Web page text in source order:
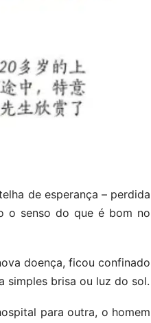
de esperança – perdida
o senso do que é bom no
doença, ficou confinado
simples brisa ou luz do sol.
para outra, o homem